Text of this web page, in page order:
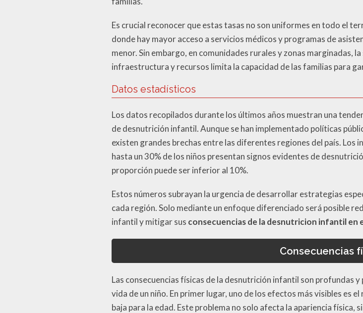
Es crucial reconocer que estas tasas no son uniformes en todo el
donde hay mayor acceso a servicios médicos y programas de
menor. Sin embargo, en comunidades rurales y zonas marginadas,
infraestructura y recursos limita la capacidad de las familias para
Datos estadísticos
Los datos recopilados durante los últimos años muestran una
de desnutrición infantil. Aunque se han implementado políticas
existen grandes brechas entre las diferentes regiones del país. Los
hasta un 30% de los niños presentan signos evidentes de
proporción puede ser inferior al 10%.
Estos números subrayan la urgencia de desarrollar estrategias
cada región. Solo mediante un enfoque diferenciado será posible
infantil y mitigar sus consecuencias de la desnutricion infantil en
Consecuencias
Las consecuencias físicas de la desnutrición infantil son profundas
vida de un niño. En primer lugar, uno de los efectos más visibles es
baja para la edad. Este problema no solo afecta la apariencia física,